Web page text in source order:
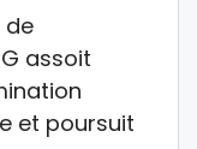
de
assoit
et poursuit